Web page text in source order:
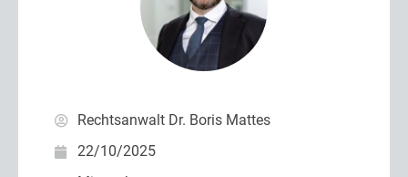
Rechtsanwalt Dr. Boris Mattes
22/10/2025